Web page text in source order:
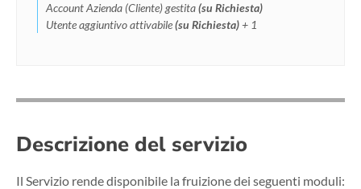
Account Azienda (Cliente) gestita(su Richiesta)
Utente aggiuntivo attivabile(su Richiesta) + 1
Descrizione del servizio
Il Servizio rende disponibile la fruizione dei seguenti moduli: